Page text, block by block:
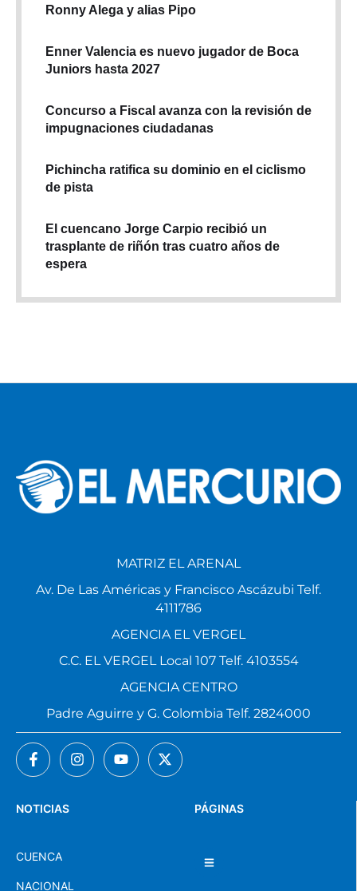
Ronny Alega y alias Pipo
Enner Valencia es nuevo jugador de Boca
Juniors hasta 2027
Concurso a Fiscal avanza con la revisión de
impugnaciones ciudadanas
Pichincha ratifica su dominio en el ciclismo
de pista
El cuencano Jorge Carpio recibió un
trasplante de riñón tras cuatro años de
espera
PÁGINAS
NOTICIAS
CUENCA
NACIONAL
MATRIZ EL ARENAL
Av. De Las Américas y Francisco Ascázubi Telf.
4111786
AGENCIA EL VERGEL
C.C. EL VERGEL Local 107 Telf. 4103554
AGENCIA CENTRO
Padre Aguirre y G. Colombia Telf. 2824000